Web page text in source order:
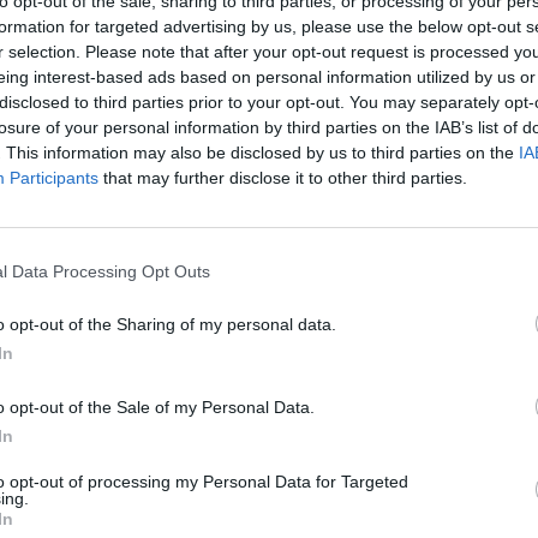
for targeted advertising by us, please use the below opt-out
selection. Please note that after your opt-out request is processed
interest-based ads based on personal information utilized by us
to third parties prior to your opt-out. You may separately
of your personal information by third parties on the IAB’s list of
This information may also be disclosed by us to third parties on the
Participants that may further disclose it to other third parties.
Data Processing Opt Outs
opt-out of the Sharing of my personal data.
opt-out of the Sale of my Personal Data.
opt-out of processing my Personal Data for Targeted
2021 € 15.402 —
— — —
€ 261.219
o contributi pubblici per un totale di 1.088 euro
CONCEDENTE
a seguito della crisi economica causata